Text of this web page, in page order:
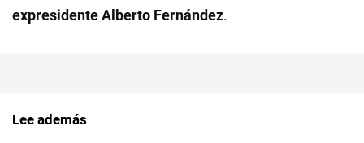
expresidente Alberto Fernández.
Lee además